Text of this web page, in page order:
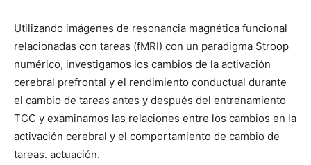
Utilizando imágenes de resonancia magnética funcional
relacionadas con tareas (fMRI) con un paradigma Stroop
numérico, investigamos los cambios de la activación
cerebral prefrontal y el rendimiento conductual durante
el cambio de tareas antes y después del entrenamiento
TCC y examinamos las relaciones entre los cambios en la
activación cerebral y el comportamiento de cambio de
tareas. actuación.